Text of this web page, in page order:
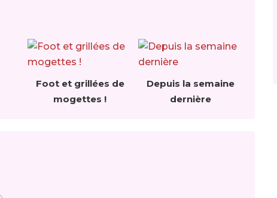
Foot et grillées de
mogettes !
Depuis la semaine
dernière